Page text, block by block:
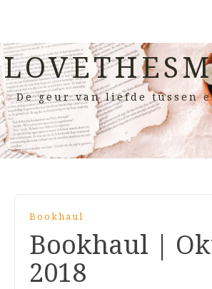
De geur van liefde tussen
Bookhaul
Bookhaul |
2018